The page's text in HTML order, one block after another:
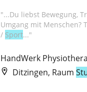
"...Du liebst Bewegung,
Umgang mit Menschen?
/ Sport..."
HandWerk
Ditzingen, Raum